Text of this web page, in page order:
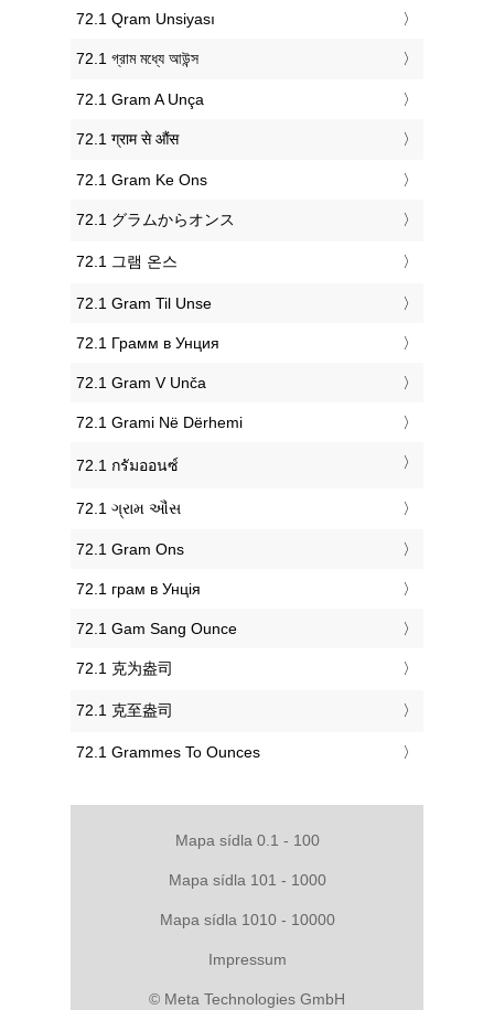
‎72.1 Qram Unsiyası
‎72.1 গ্রাম মধ্যে আউন্স
‎72.1 Gram A Unça
‎72.1 ग्राम से औंस
‎72.1 Gram Ke Ons
‎72.1 グラムからオンス
‎72.1 그램 온스
‎72.1 Gram Til Unse
‎72.1 Грамм в Унция
‎72.1 Gram V Unča
‎72.1 Grami Në Dërhemi
‎72.1 กรัมออนซ์
‎72.1 ગ્રામ ઔંસ
‎72.1 Gram Ons
‎72.1 грам в Унція
‎72.1 Gam Sang Ounce
‎72.1 克为盎司
‎72.1 克至盎司
‎72.1 Grammes To Ounces
Mapa sídla 0.1 - 100
Mapa sídla 101 - 1000
Mapa sídla 1010 - 10000
Impressum
© Meta Technologies GmbH